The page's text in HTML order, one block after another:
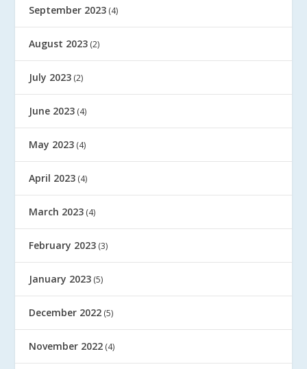
September 2023 (4)
August 2023 (2)
July 2023 (2)
June 2023 (4)
May 2023 (4)
April 2023 (4)
March 2023 (4)
February 2023 (3)
January 2023 (5)
December 2022 (5)
November 2022 (4)